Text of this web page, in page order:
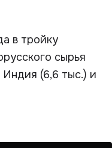
в тройку
сырья
Индия (6,6 тыс.) и